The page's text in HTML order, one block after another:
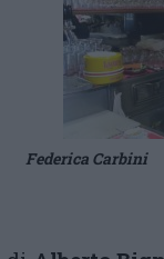
Federica Carbini